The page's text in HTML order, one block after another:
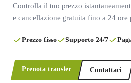
Controlla il tuo prezzo
e cancellazione gratuita fino a 24 ore
Prezzo fisso Supporto 24/7
Prenota transfer Contattaci